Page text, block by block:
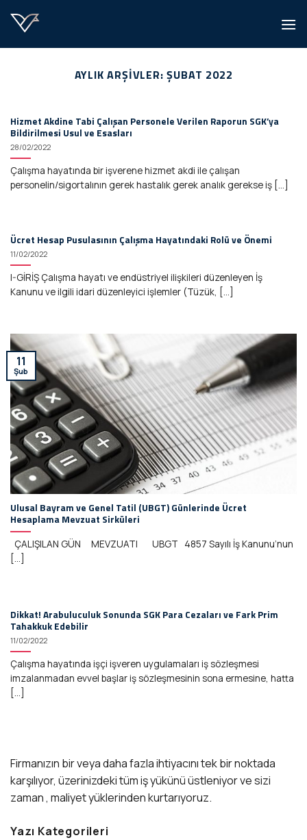
atla
AYLIK ARŞIVLER:ŞUBAT 2022
Hizmet Akdine Tabi Çalışan Personele Verilen Raporun SGK’ya
Bildirilmesi Usul ve Esasları
28/02/2022
Çalışma hayatında bir işverene hizmet akdi ile çalışan
personelin/sigortalının gerek hastalık gerek analık gerekse iş [...]
Ücret Hesap Pusulasının Çalışma Hayatındaki Rolü ve Önemi
11/02/2022
I-GİRİŞ Çalışma hayatı ve endüstriyel ilişkileri düzenleyen İş
Kanunu ve ilgili idari düzenleyici işlemler (Tüzük, [...]
Ulusal Bayram ve Genel Tatil (UBGT) Günlerinde Ücret
Hesaplama Mevzuat Sirküleri
ÇALIŞILAN GÜN MEVZUATI UBGT 4857 Sayılı İş Kanunu’nun
[...]
11
Şub
Dikkat! Arabuluculuk Sonunda SGK Para Cezaları ve Fark Prim
Tahakkuk Edebilir
11/02/2022
Çalışma hayatında işçi işveren uygulamaları iş sözleşmesi
imzalanmadan evvel başlar iş sözleşmesinin sona ermesine, hatta
Firmanızın bir veya daha fazla ihtiyacını tek bir noktada
karşılıyor, üzerinizdeki tüm iş yükünü üstleniyor ve sizi
zaman , maliyet yüklerinden kurtarıyoruz.
Yazı Kategorileri